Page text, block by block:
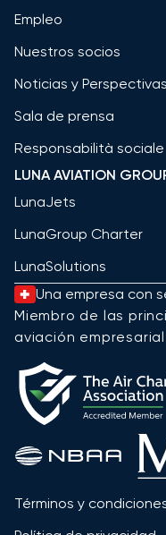
Empleo
Nuestros socios
Noticias y Perspectivas
Sala de prensa
Responsabilità sociale
LUNA AVIATION
LunaJets
LunaGroup Charter
LunaSolutions
Una empresa con
Miembro de las
aviación
Términos y